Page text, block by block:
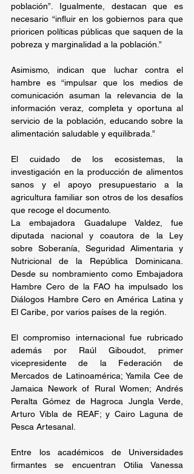
población”. Igualmente, destacan que es
necesario “influir en los gobiernos para que
prioricen políticas públicas que saquen de la
pobreza y marginalidad a la población.”
Asimismo, indican que luchar contra el
hambre es “impulsar que los medios de
comunicación asuman la relevancia de la
información veraz, completa y oportuna al
servicio de la población, educando sobre la
alimentación saludable y equilibrada.”
El cuidado de los ecosistemas, la
investigación en la producción de alimentos
sanos y el apoyo presupuestario a la
agricultura familiar son otros de los desafíos
que recoge el documento.
La embajadora Guadalupe Valdez, fue
diputada nacional y coautora de la Ley
sobre Soberanía, Seguridad Alimentaria y
Nutricional de la República Dominicana.
Desde su nombramiento como Embajadora
Hambre Cero de la FAO ha impulsado los
Diálogos Hambre Cero en América Latina y
El Caribe, por varios países de la región.
El compromiso internacional fue rubricado
además por Raúl Giboudot, primer
vicepresidente de la Federación de
Mercados de Latinoamérica; Yamila Cee de
Jamaica Nework of Rural Women; Andrés
Peralta Gómez de Hagroca Jungla Verde,
Arturo Vibla de REAF; y Cairo Laguna de
Pesca Artesanal.
Entre los académicos de Universidades
firmantes se encuentran Otilia Vanessa